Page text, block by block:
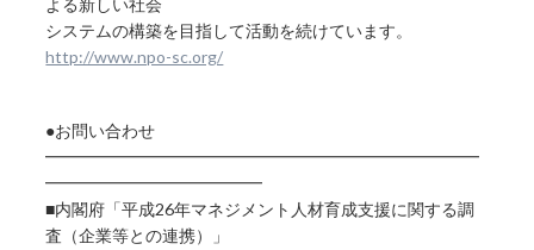
よる新しい社会
システムの構築を目指して活動を続けています。
http://www.npo-sc.org/
●お問い合わせ
━━━━━━━━━━━━━━━━━━━━━━━━━━
━━━━━━━━━━━━━
■内閣府「平成26年マネジメント人材育成支援に関する調
査（企業等との連携）」